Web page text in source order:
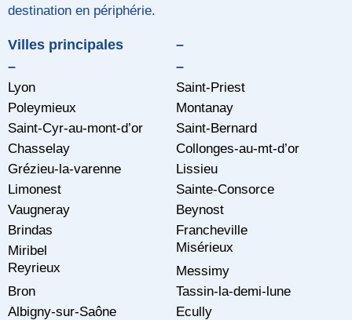
destination en périphérie.
Villes principales
–
–
–
Lyon
Saint-Priest
Poleymieux
Montanay
Saint-Cyr-au-mont-d’or
Saint-Bernard
Chasselay
Collonges-au-mt-d’or
Grézieu-la-varenne
Lissieu
Limonest
Sainte-Consorce
Vaugneray
Beynost
Brindas
Francheville
Miribel
Misérieux
Reyrieux
Messimy
Bron
Tassin-la-demi-lune
Albigny-sur-Saône
Ecully